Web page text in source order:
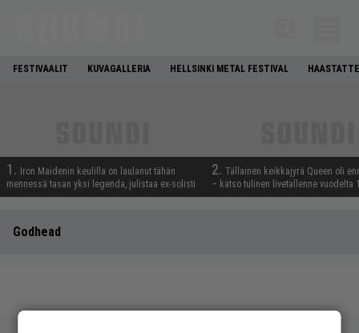
FESTIVAALIT KUVAGALLERIA HELLSINKI METAL FESTIVAL
1.
Iron Maidenin keulilla on laulanut tähän
mennessä tasan yksi legenda, julistaa ex-solisti
2. Tällainen keikkajyrä Queen oli
– katso tulinen livetallenne vuodelta
Godhead